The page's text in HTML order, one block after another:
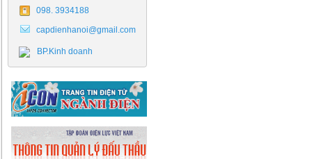
098. 3934188
capdienhanoi@gmail.com
BP.Kinh doanh